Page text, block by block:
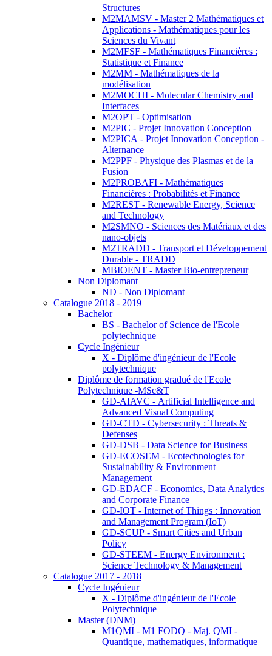
Structures
M2MAMSV - Master 2 Mathématiques et
Applications - Mathématiques pour les
Sciences du Vivant
M2MFSF - Mathématiques Financières :
Statistique et Finance
M2MM - Mathématiques de la
modélisation
M2MOCHI - Molecular Chemistry and
Interfaces
M2OPT - Optimisation
M2PIC - Projet Innovation Conception
M2PICA - Projet Innovation Conception -
Alternance
M2PPF - Physique des Plasmas et de la
Fusion
M2PROBAFI - Mathématiques
Financières : Probabilités et Finance
M2REST - Renewable Energy, Science
and Technology
M2SMNO - Sciences des Matériaux et des
nano-objets
M2TRADD - Transport et Développement
Durable - TRADD
MBIOENT - Master Bio-entrepreneur
Non Diplomant
ND - Non Diplomant
Catalogue 2018 - 2019
Bachelor
BS - Bachelor of Science de l'Ecole
polytechnique
Cycle Ingénieur
X - Diplôme d'ingénieur de l'Ecole
polytechnique
Diplôme de formation gradué de l'Ecole
Polytechnique -MSc&T
GD-AIAVC - Artificial Intelligence and
Advanced Visual Computing
GD-CTD - Cybersecurity : Threats &
Defenses
GD-DSB - Data Science for Business
GD-ECOSEM - Ecotechnologies for
Sustainability & Environment
Management
GD-EDACF - Economics, Data Analytics
and Corporate Finance
GD-IOT - Internet of Things : Innovation
and Management Program (IoT)
GD-SCUP - Smart Cities and Urban
Policy
GD-STEEM - Energy Environment :
Science Technology & Management
Catalogue 2017 - 2018
Cycle Ingénieur
X - Diplôme d'ingénieur de l'Ecole
Polytechnique
Master (DNM)
M1QMI - M1 FODQ - Maj. QMI -
Quantique, mathematiques, informatique